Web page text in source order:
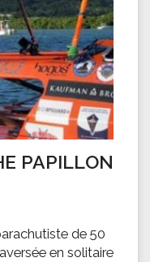
PAPILLON
de 50
en solitaire